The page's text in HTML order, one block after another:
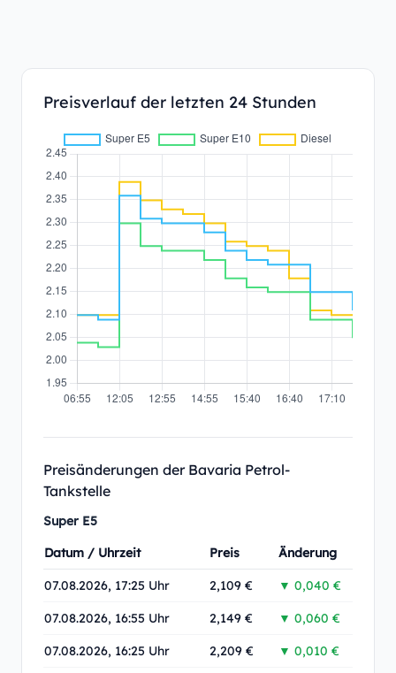
Preisverlauf der letzten 24 Stunden
Preisänderungen der Bavaria Petrol-
Tankstelle
Super E5
Datum / Uhrzeit
Preis Änderung
07.08.2026, 17:25 Uhr 2,109 € ▼ 0,040 €
07.08.2026, 16:55 Uhr 2,149 € ▼ 0,060 €
07.08.2026, 16:25 Uhr 2,209 € ▼ 0,010 €